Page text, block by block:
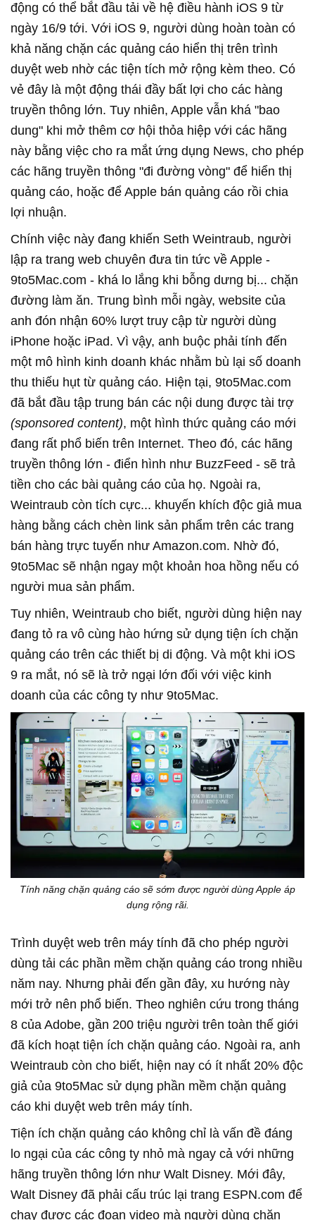
động có thể bắt đầu tải về hệ điều hành iOS 9 từ
ngày 16/9 tới. Với iOS 9, người dùng hoàn toàn có
khả năng chặn các quảng cáo hiển thị trên trình
duyệt web nhờ các tiện tích mở rộng kèm theo. Có
vẻ đây là một động thái đầy bất lợi cho các hàng
truyền thông lớn. Tuy nhiên, Apple vẫn khá "bao
dung" khi mở thêm cơ hội thỏa hiệp với các hãng
này bằng việc cho ra mắt ứng dụng News, cho phép
các hãng truyền thông "đi đường vòng" để hiển thị
quảng cáo, hoặc để Apple bán quảng cáo rồi chia
lợi nhuận.
Chính việc này đang khiến Seth Weintraub, người
lập ra trang web chuyên đưa tin tức về Apple -
9to5Mac.com - khá lo lắng khi bỗng dưng bị... chặn
đường làm ăn. Trung bình mỗi ngày, website của
anh đón nhận 60% lượt truy cập từ người dùng
iPhone hoặc iPad. Vì vậy, anh buộc phải tính đến
một mô hình kinh doanh khác nhằm bù lại số doanh
thu thiếu hụt từ quảng cáo. Hiện tại, 9to5Mac.com
đã bắt đầu tập trung bán các nội dung được tài trợ
(sponsored content), một hình thức quảng cáo mới
đang rất phổ biến trên Internet. Theo đó, các hãng
truyền thông lớn - điển hình như BuzzFeed - sẽ trả
tiền cho các bài quảng cáo của họ. Ngoài ra,
Weintraub còn tích cực... khuyến khích độc giả mua
hàng bằng cách chèn link sản phẩm trên các trang
bán hàng trực tuyến như Amazon.com. Nhờ đó,
9to5Mac sẽ nhận ngay một khoản hoa hồng nếu có
người mua sản phẩm.
Tuy nhiên, Weintraub cho biết, người dùng hiện nay
đang tỏ ra vô cùng hào hứng sử dụng tiện ích chặn
quảng cáo trên các thiết bị di động. Và một khi iOS
9 ra mắt, nó sẽ là trở ngại lớn đối với việc kinh
doanh của các công ty như 9to5Mac.
Tính năng chặn quảng cáo sẽ sớm được người dùng Apple áp
dụng rộng rãi.
Trình duyệt web trên máy tính đã cho phép người
dùng tải các phần mềm chặn quảng cáo trong nhiều
năm nay. Nhưng phải đến gần đây, xu hướng này
mới trở nên phổ biến. Theo nghiên cứu trong tháng
8 của Adobe, gần 200 triệu người trên toàn thế giới
đã kích hoạt tiện ích chặn quảng cáo. Ngoài ra, anh
Weintraub còn cho biết, hiện nay có ít nhất 20% độc
giả của 9to5Mac sử dụng phần mềm chặn quảng
cáo khi duyệt web trên máy tính.
Tiện ích chặn quảng cáo không chỉ là vấn đề đáng
lo ngại của các công ty nhỏ mà ngay cả với những
hãng truyền thông lớn như Walt Disney. Mới đây,
Walt Disney đã phải cấu trúc lại trang ESPN.com để
chạy được các đoạn video mà người dùng chặn